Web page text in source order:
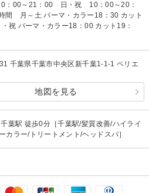
：00～21：00 日・祝 10：00～20：
間 月～土 パーマ・カラー18：30 カット
祝 パーマ・カラー18：00 カット19：
千葉県千葉市中央区新千葉1-1-1 ペリエ
地図を見る
葉駅 徒歩0分［千葉駅/髪質改善/ハイライ
カラー/トリートメント/ヘッドスパ］